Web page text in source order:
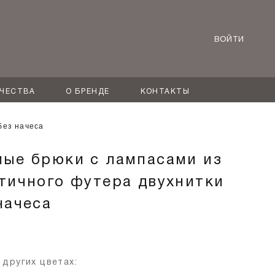
ВОЙТИ
О БРЕНДЕ КОНТАКТЫ
начеса
брюки с лампасами из
футера двухнитки
цветах: